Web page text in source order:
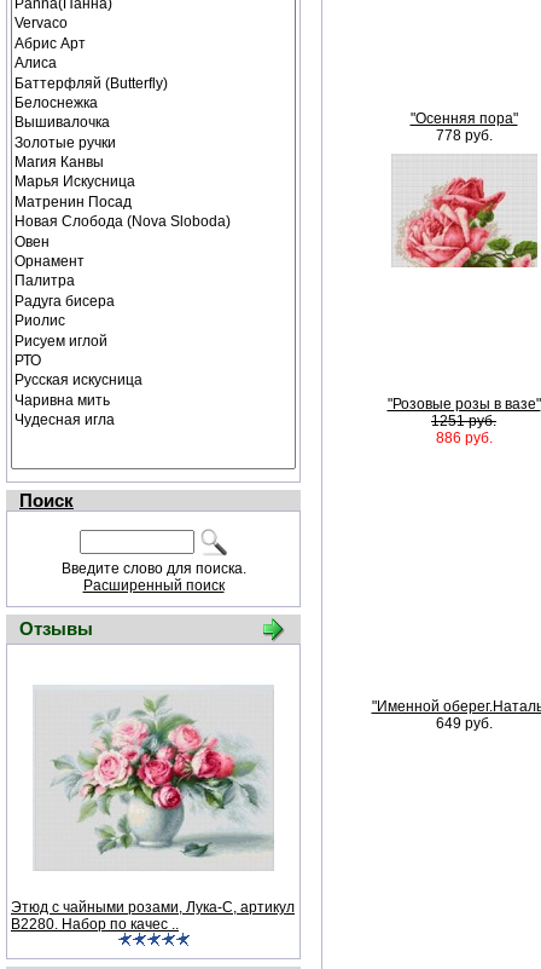
Поиск
Введите слово для поиска.
Расширенный поиск
Отзывы
Этюд с чайными розами, Лука-С, артикул
В2280. Набор по качес ..
"Осенняя пора"
778 руб.
"Розовые розы в вазе"
1251 руб.
886 руб.
"Именной
649 руб.